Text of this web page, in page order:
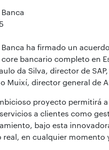
ha firmado un
bancario completo en
da Silva, director de
Muixí, director general de
proyecto permitirá
a clientes como
bajo esta
real, en cualquier momento